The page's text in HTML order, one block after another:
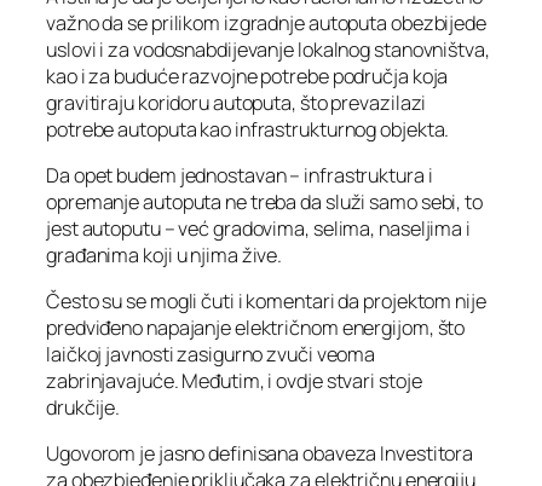
važno da se prilikom izgradnje autoputa obezbijede
uslovi i za vodosnabdijevanje lokalnog stanovništva,
kao i za buduće razvojne potrebe područja koja
gravitiraju koridoru autoputa, što prevazilazi
potrebe autoputa kao infrastrukturnog objekta.
Da opet budem jednostavan – infrastruktura i
opremanje autoputa ne treba da služi samo sebi, to
jest autoputu – već gradovima, selima, naseljima i
građanima koji u njima žive.
Često su se mogli čuti i komentari da projektom nije
predviđeno napajanje električnom energijom, što
laičkoj javnosti zasigurno zvuči veoma
zabrinjavajuće. Međutim, i ovdje stvari stoje
drukčije.
Ugovorom je jasno definisana obaveza Investitora
za obezbjeđenje priključaka za električnu energiju